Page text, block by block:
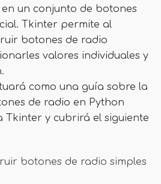
un conjunto de botones
Tkinter permite al
botones de radio
valores individuales y
como una guía sobre la
de radio en Python
Tkinter y cubrirá el siguiente
botones de radio simples